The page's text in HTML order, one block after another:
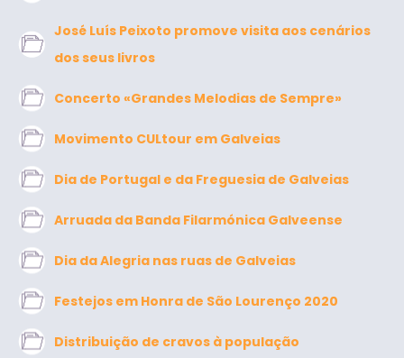
José Luís Peixoto promove visita aos cenários
dos seus livros
Concerto «Grandes Melodias de Sempre»
Movimento CULtour em Galveias
Dia de Portugal e da Freguesia de Galveias
Arruada da Banda Filarmónica Galveense
Dia da Alegria nas ruas de Galveias
Festejos em Honra de São Lourenço 2020
Distribuição de cravos à população